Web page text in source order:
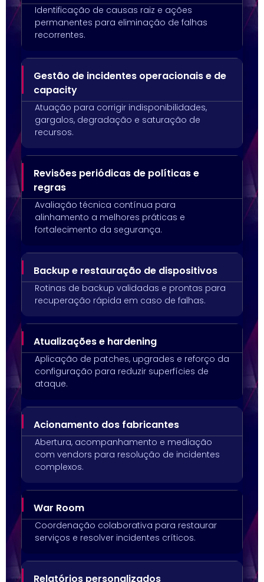
Identificação de causas raiz e ações
permanentes para eliminação de falhas
recorrentes.
Gestão de incidentes operacionais e de
capacity
Atuação para corrigir indisponibilidades,
gargalos, degradação e saturação de
recursos.
Revisões periódicas de políticas e
regras
Avaliação técnica contínua para
alinhamento a melhores práticas e
fortalecimento da segurança.
Backup e restauração de dispositivos
Rotinas de backup validadas e prontas para
recuperação rápida em caso de falhas.
Atualizações e hardening
Aplicação de patches, upgrades e reforço da
configuração para reduzir superfícies de
ataque.
Acionamento dos fabricantes
Abertura, acompanhamento e mediação
com vendors para resolução de incidentes
complexos.
War Room
Coordenação colaborativa para restaurar
serviços e resolver incidentes críticos.
Relatórios personalizados